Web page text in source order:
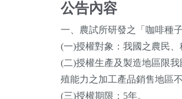
公告內容
一、農試所研發之「咖啡種
(一)授權對象：我國之農民
(二)授權生產及製造地區限
殖能力之加工產品銷售地區不
(三)授權期限：5年。